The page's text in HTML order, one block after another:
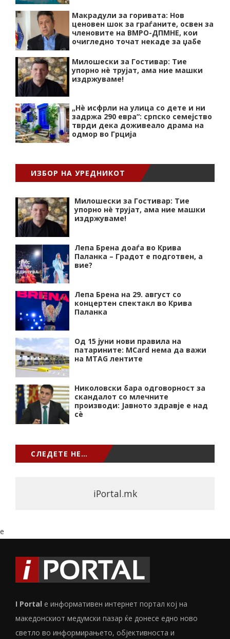
Макрадули за горивата: Нов
ценовен шок за граѓаните, освен за
членовите на ВМРО-ДПМНЕ, кои
очигледно точат некаде за џабе
Милошески за Гостивар: Тие
упорно нѐ трујат, ама ние машки
издржуваме!
„Нѐ исфрли на улица со дете и ни
задржа 290 евра“: српско семејство
тврди дека доживеало драма на
одмор во Грција
ИЗБОР НА УРЕДНИКОТ
Милошески за Гостивар: Тие
упорно нѐ трујат, ама ние машки
издржуваме!
Лепа Брена доаѓа во Крива
Паланка – Градот е подготвен, а
вие?
Лепа Брена на 29. август со
концертен спектакл во Крива
Паланка
Од 15 јуни нови правила на
патарините: MCard нема да важи
на MTAG лентите
Николовски бара одговорност за
скандалот со млечните
производи: Јавното здравје е над
сѐ
СЛЕДЕТЕ НЕ…
iPortal.mk
e
I Portal е информативен интернет портал кој на
македонскиот медумски пазар ќе донесе едно ново
светло во информирањето, објективноста и